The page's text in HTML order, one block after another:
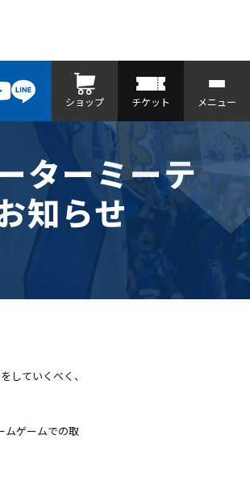
ショップ チケット メニュー
ターミーテ
知らせ
していくべく、
ムゲームでの取